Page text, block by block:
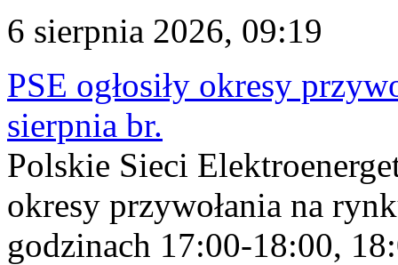
6 sierpnia 2026, 09:19
PSE ogłosiły okresy
sierpnia br.
Polskie Sieci
okresy przywołania na
godzinach 17:00-18:00,